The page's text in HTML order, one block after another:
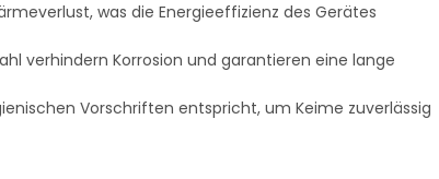
was die Energieeffizienz des Gerätes
verhindern Korrosion und garantieren eine lange
Vorschriften entspricht, um Keime zuverlässig